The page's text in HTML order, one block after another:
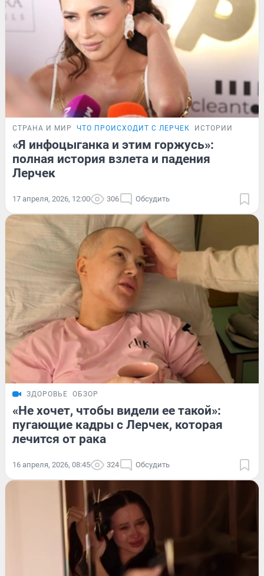
СТРАНА И МИР ЧТО ПРОИСХОДИТ С ЛЕРЧЕК ИСТОРИИ
«Я инфоцыганка и этим горжусь»:
полная история взлета и падения
Лерчек
17 апреля, 2026, 12:00 306 Обсудить
ЗДОРОВЬЕ ОБЗОР
«Не хочет, чтобы видели ее такой»:
пугающие кадры с Лерчек, которая
лечится от рака
16 апреля, 2026, 08:45 324 Обсудить